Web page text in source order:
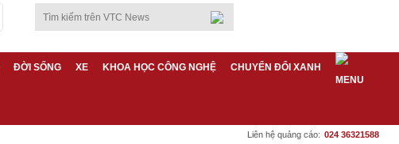
ĐỜI SỐNG XE KHOA HỌC CÔNG NGHỆ CHUYỂN ĐỔI XANH
Liên hệ quảng cáo: 024 36321588